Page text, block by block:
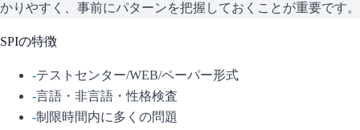
かりやすく、事前にパターンを把握しておくことが重要です。
SPIの特徴
-テストセンター/WEB/ペーパー形式
-言語・非言語・性格検査
-制限時間内に多くの問題